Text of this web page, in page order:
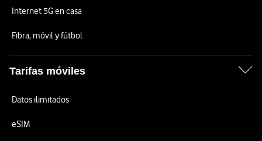
Internet 5G en casa
Fibra, móvil y fútbol
Tarifas móviles
Datos ilimitados
eSIM